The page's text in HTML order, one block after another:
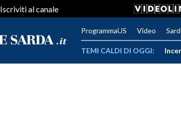
Iscriviti al canale
ProgrammaUS Video
TEMI CALDI DI OGGI: